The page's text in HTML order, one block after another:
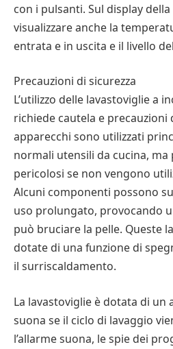
con i pulsanti. Sul display
visualizzare anche la
entrata e in uscita e il livello
Precauzioni di sicurezza
L’utilizzo delle lavastoviglie a
richiede cautela e precauzioni
apparecchi sono utilizzati
normali utensili da cucina, ma
pericolosi se non vengono
Alcuni componenti possono
uso prolungato, provocando
può bruciare la pelle. Queste
dotate di una funzione di
il surriscaldamento.
La lavastoviglie è dotata di un
suona se il ciclo di lavaggio
l’allarme suona, le spie dei